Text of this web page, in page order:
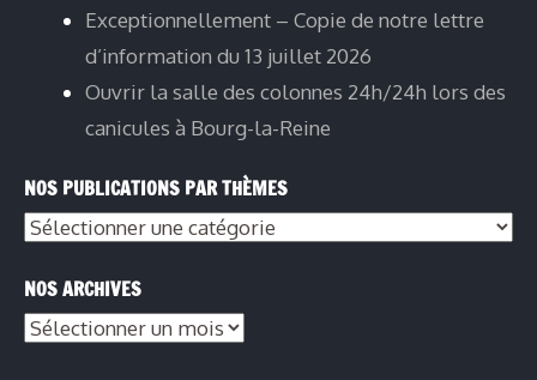
Exceptionnellement – Copie de notre lettre
d’information du 13 juillet 2026
Ouvrir la salle des colonnes 24h/24h lors des
canicules à Bourg-la-Reine
NOS PUBLICATIONS PAR THÈMES
NOS ARCHIVES